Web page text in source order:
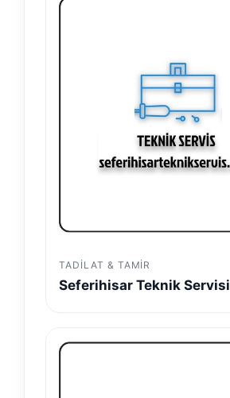
TADILAT & TAMIR
Seferihisar Teknik Servisi